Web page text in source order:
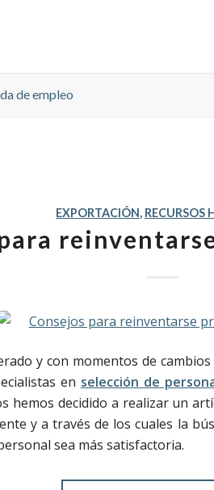
de empleo
EXPORTACIÓN, RECURSOS
y con momentos de
en selección de
hemos decidido a realizar un
y a través de los cuales la
sea más satisfactoria.